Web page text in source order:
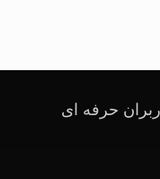
حرفه ای